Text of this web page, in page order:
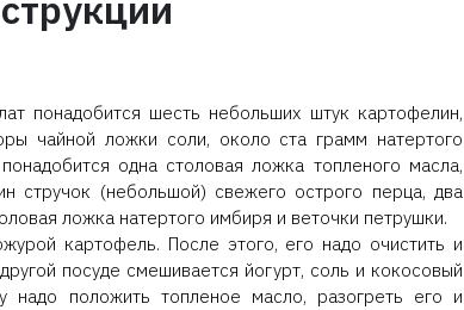
понадобится шесть небольших штук картофелин,
чайной ложки соли, около ста грамм натертого
одна столовая ложка топленого масла,
стручок (небольшой) свежего острого перца, два
ложка натертого имбиря и веточки петрушки.
картофель. После этого, его надо очистить и
посуде смешивается йогурт, соль и кокосовый
надо положить топленое масло, разогреть его и